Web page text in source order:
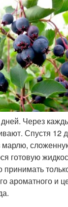
Через
Спустя 12
готовую
ароматного и